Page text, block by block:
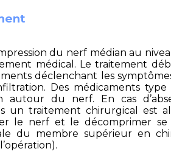
du nerf médian au
médical. Le traitement
déclenchant les
Des médicaments
autour du nerf. En cas
un traitement chirurgical est
le nerf et le décomprimer
du membre supérieur en